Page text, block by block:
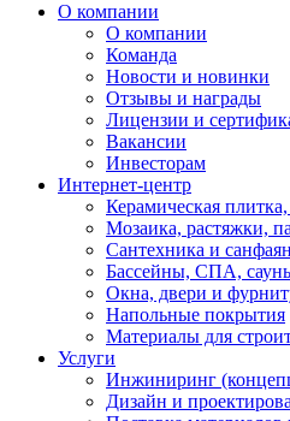
О компании
О компании
Команда
Новости и новинки
Отзывы и награды
Лицензии и
Вакансии
Инвесторам
Интернет-центр
Керамическая
Мозаика, растяжки,
Сантехника и
Бассейны, СПА,
Окна, двери и
Напольные покрытия
Материалы для
Услуги
Инжиниринг
Дизайн и